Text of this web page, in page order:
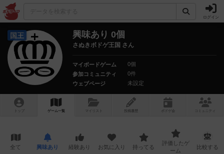
ログイン
国王 興味あり 0個
さぬきボドゲ王国 さん
マイボードゲーム
0個
参加コミュニティ
0件
ウェブページ
未設定
トップ ゲーム一覧 マイリスト 投稿履歴 ボ ドゲ コミュニティ
全て 興味あり 経験あり お気に入り 持ってる
評価したゲ
ーム
比較する